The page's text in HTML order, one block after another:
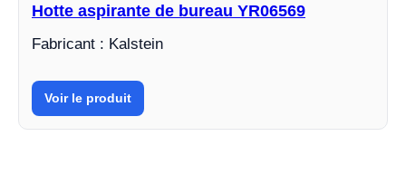
Hotte aspirante de bureau YR06569
Fabricant : Kalstein
Voir le produit